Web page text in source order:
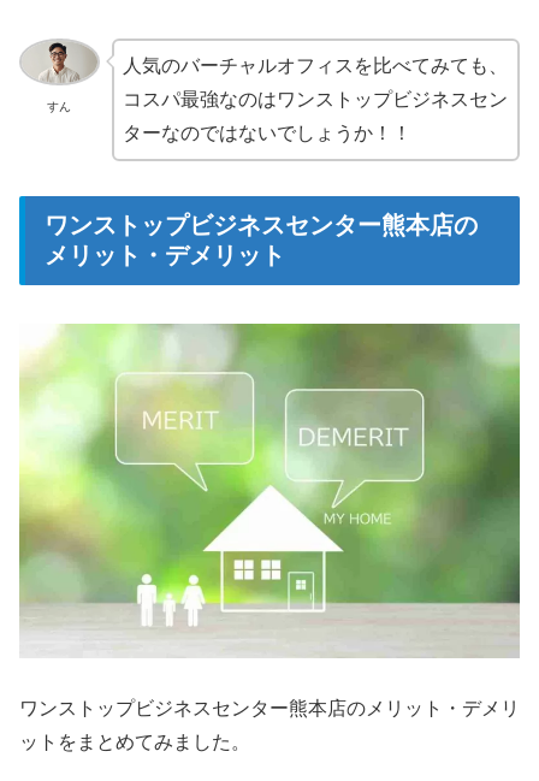
すん
人気のバーチャルオフィスを比べてみても、
コスパ最強なのはワンストップビジネスセン
ターなのではないでしょうか！！
ワンストップビジネスセンター熊本店の
メリット・デメリット
ワンストップビジネスセンター熊本店のメリット・デメリ
ットをまとめてみました。